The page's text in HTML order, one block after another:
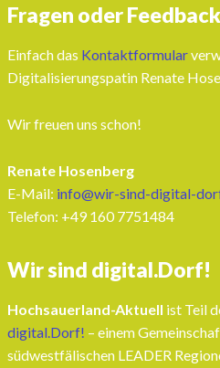
Fragen oder
Einfach das Kontaktformular
Digitalisierungspatin Renate
Wir freuen uns schon!
Renate Hosenberg
E-Mail: info@wir-sind-digital-
Telefon: ‭+49 160 7751484‬
Wir sind digital.Dorf!
Hochsauerland-Aktuell ist Teil
digital.Dorf! – einem
südwestfälischen LEADER